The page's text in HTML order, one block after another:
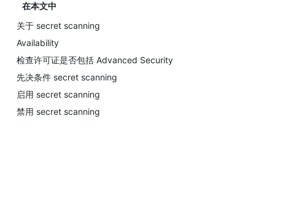
在本文中
关于 secret scanning
Availability
检查许可证是否包括 Advanced Security
先决条件 secret scanning
启用 secret scanning
禁用 secret scanning